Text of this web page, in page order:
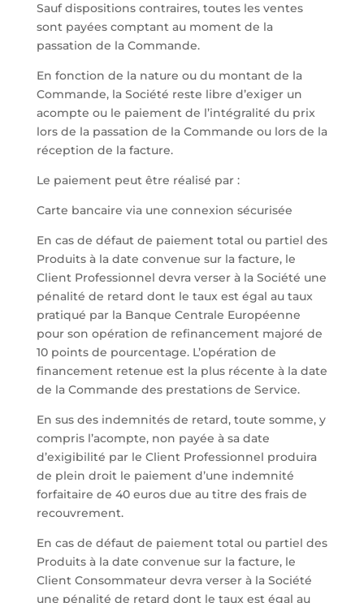
Sauf dispositions contraires, toutes les ventes
sont payées comptant au moment de la
passation de la Commande.
En fonction de la nature ou du montant de la
Commande, la Société reste libre d’exiger un
acompte ou le paiement de l’intégralité du prix
lors de la passation de la Commande ou lors de la
réception de la facture.
Le paiement peut être réalisé par :
Carte bancaire via une connexion sécurisée
En cas de défaut de paiement total ou partiel des
Produits à la date convenue sur la facture, le
Client Professionnel devra verser à la Société une
pénalité de retard dont le taux est égal au taux
pratiqué par la Banque Centrale Européenne
pour son opération de refinancement majoré de
10 points de pourcentage. L’opération de
financement retenue est la plus récente à la date
de la Commande des prestations de Service.
En sus des indemnités de retard, toute somme, y
compris l’acompte, non payée à sa date
d’exigibilité par le Client Professionnel produira
de plein droit le paiement d’une indemnité
forfaitaire de 40 euros due au titre des frais de
recouvrement.
En cas de défaut de paiement total ou partiel des
Produits à la date convenue sur la facture, le
Client Consommateur devra verser à la Société
une pénalité de retard dont le taux est égal au